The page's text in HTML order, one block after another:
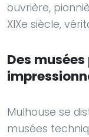
ouvrière,
XIXe siècle,
Des
Mulhouse se
musées